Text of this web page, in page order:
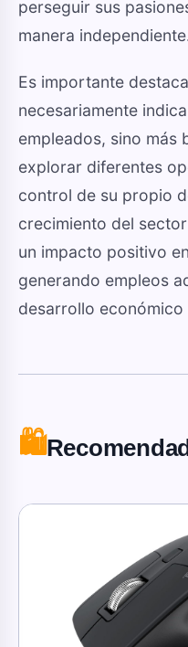
perseguir sus
manera
Es importante
necesariamente
empleados, sino más
explorar diferentes
control de su propio
crecimiento del
un impacto positivo
generando empleos
desarrollo económico
🛍️